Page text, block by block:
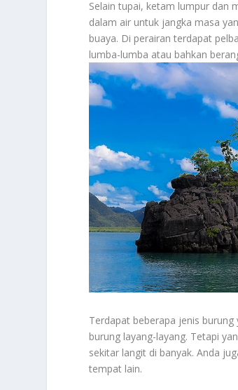
Selain tupai, ketam lumpur dan
dalam air untuk jangka masa
buaya. Di perairan terdapat
lumba-lumba atau bahkan
Terdapat beberapa jenis
burung layang-layang. Tetapi
sekitar langit di banyak. Anda
tempat lain.